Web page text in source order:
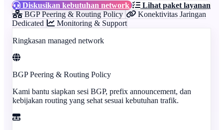
Diskusikan kebutuhan network
Lihat paket layanan
BGP Peering & Routing Policy
Konektivitas Jaringan
Dedicated
Monitoring & Support
Ringkasan managed network
BGP Peering & Routing Policy
Kami bantu siapkan sesi BGP, prefix announcement, dan
kebijakan routing yang sehat sesuai kebutuhan trafik.